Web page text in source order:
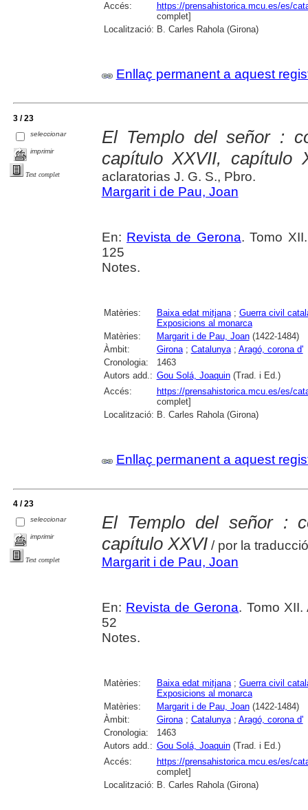
Accés:
https://prensahistorica.mcu.es/es/
complet]
Localització: B. Carles Rahola (Girona)
Enllaç permanent a aquest
3 / 23
seleccionar
imprimir
Text complet
El Templo del señor :
capítulo XXVII, capítulo
aclaratorias J. G. S., Pbro.
Margarit i de Pau, Joan
En: Revista de Gerona. Tomo
125
Notes.
Matèries: Baixa edat mitjana; Guerra civil
Exposicions al monarca
Matèries:
Margarit i de Pau, Joan(1422-1484)
Àmbit:
Girona; Catalunya; Aragó, corona d'
Cronologia:
1463
Autors add.: Gou Solá, Joaquin(Trad. i Ed.)
Accés:
https://prensahistorica.mcu.es/es/
complet]
Localització: B. Carles Rahola (Girona)
Enllaç permanent a aquest
4 / 23
seleccionar
imprimir
Text complet
El Templo del señor :
capítulo XXVI / por la
Margarit i de Pau, Joan
En: Revista de Gerona. Tomo
52
Notes.
Matèries: Baixa edat mitjana; Guerra civil
Exposicions al monarca
Matèries:
Margarit i de Pau, Joan(1422-1484)
Àmbit:
Girona; Catalunya; Aragó, corona d'
Cronologia:
1463
Autors add.: Gou Solá, Joaquin(Trad. i Ed.)
Accés:
https://prensahistorica.mcu.es/es/
complet]
Localització: B. Carles Rahola (Girona)